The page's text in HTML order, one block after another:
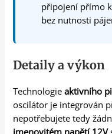
připojení přímo
bez nutnosti
Detaily a výkon
Technologieaktivního
oscilátor je integrován
nepotřebujete tedy